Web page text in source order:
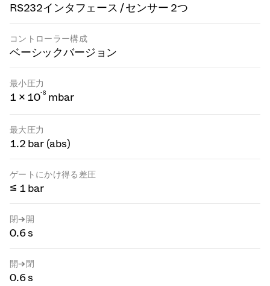
RS232インタフェース / センサー 2つ
コントローラー構成
ベーシックバージョン
最小圧力
1 × 10-8 mbar
最大圧力
1.2 bar (abs)
ゲートにかけ得る差圧
≤ 1 bar
閉→開
0.6 s
開→閉
0.6 s